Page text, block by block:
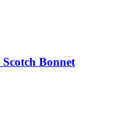
Bonnet